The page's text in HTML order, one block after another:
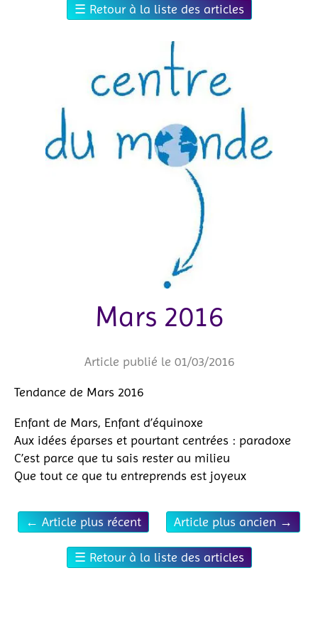
☰ Retour à la liste des articles
Mars 2016
Article publié le 01/03/2016
Tendance de Mars 2016
Enfant de Mars, Enfant d’équinoxe
Aux idées éparses et pourtant centrées : paradoxe
C’est parce que tu sais rester au milieu
Que tout ce que tu entreprends est joyeux
← Article plus récent Article plus ancien →
☰ Retour à la liste des articles